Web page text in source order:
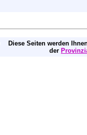
Diese Seiten werden
der